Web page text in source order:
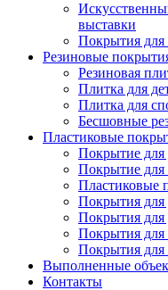
выставки
Покрытия для
Резиновые
Резиновая
Плитка для
Плитка для
Бесшовные
Пластиковые
Покрытие для
Покрытие
Пластиковые
Покрытия для
Покрытия для
Покрытия для
Покрытия для
Выполненные
Контакты